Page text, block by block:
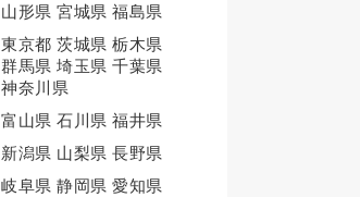
山形県 宮城県 福島県
東京都 茨城県 栃木県
群馬県 埼玉県 千葉県
神奈川県
富山県 石川県 福井県
新潟県 山梨県 長野県
岐阜県 静岡県 愛知県